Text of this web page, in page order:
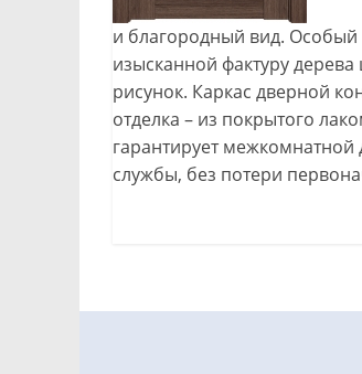
и благородный вид.
изысканной фактуру
рисунок. Каркас дверной
отделка – из покрытого
гарантирует межкомнатной
службы, без потери